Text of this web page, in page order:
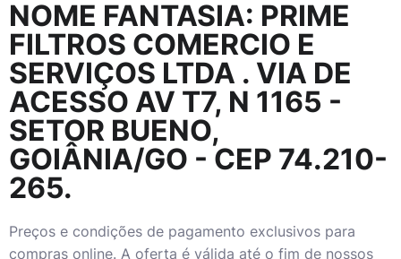
NOME FANTASIA: PRIME
FILTROS COMERCIO E
SERVIÇOS LTDA . VIA DE
ACESSO AV T7, N 1165 -
SETOR BUENO,
GOIÂNIA/GO - CEP 74.210-
265.
Preços e condições de pagamento exclusivos para
compras online. A oferta é válida até o fim de nossos